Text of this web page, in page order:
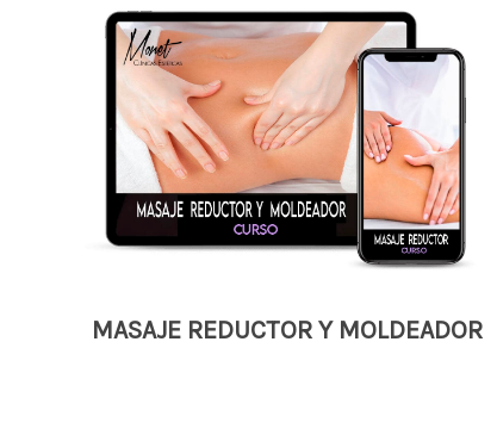
MASAJE REDUCTOR Y MOLDEADOR